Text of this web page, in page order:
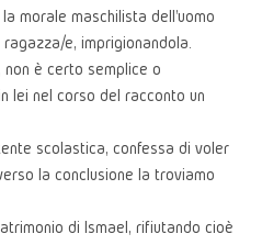
morale maschilista dell'uomo
e, imprigionandola.
non è certo semplice o
lei nel corso del racconto un
scolastica, confessa di voler
la conclusione la troviamo
di Ismael, rifiutando cioè